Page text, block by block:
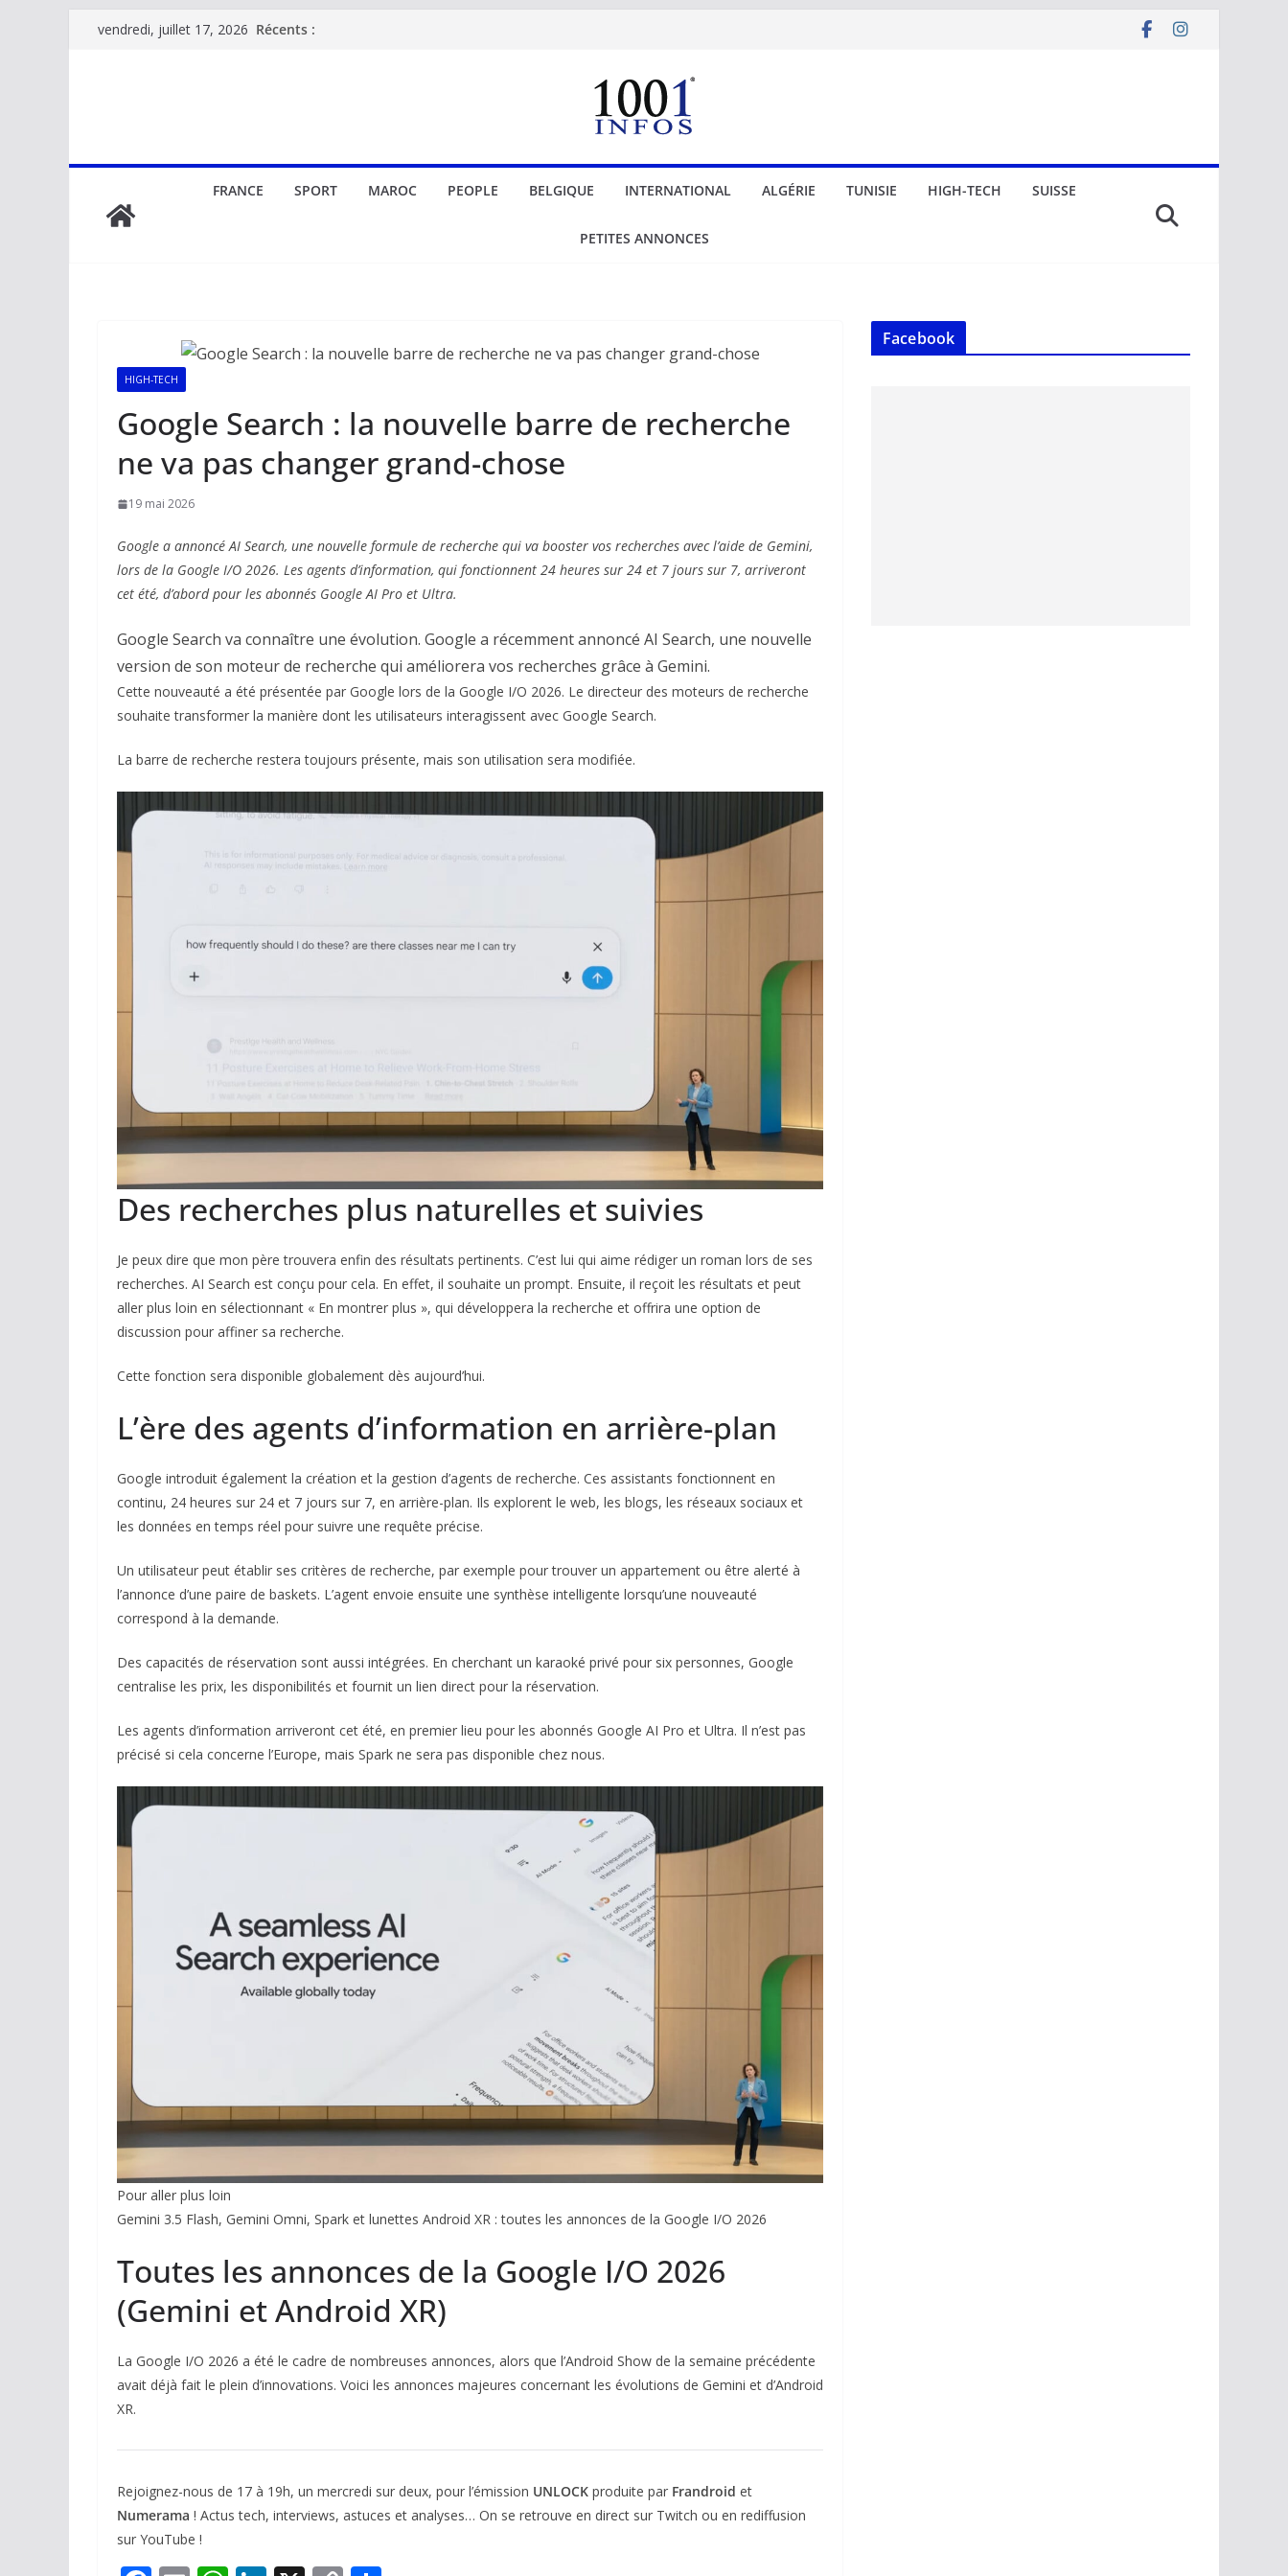
Passervendredi, juillet 17, 2026 Récents :
FRANCE SPORT MAROC PEOPLE BELGIQUE INTERNATIONAL ALGÉRIE TUNISIE HIGH-TECH SUISSE
PETITES ANNONCES
HIGH-TECH
Google Search : la nouvelle barre de recherche
ne va pas changer grand-chose
19 mai 2026
Google a annoncé AI Search, une nouvelle formule de recherche qui va booster vos recherches avec l’aide de Gemini,
lors de la Google I/O 2026. Les agents d’information, qui fonctionnent 24 heures sur 24 et 7 jours sur 7, arriveront
cet été, d’abord pour les abonnés Google AI Pro et Ultra.
Google Search va connaître une évolution. Google a récemment annoncé AI Search, une nouvelle
version de son moteur de recherche qui améliorera vos recherches grâce à Gemini.
Cette nouveauté a été présentée par Google lors de la Google I/O 2026. Le directeur des moteurs de recherche
souhaite transformer la manière dont les utilisateurs interagissent avec Google Search.
La barre de recherche restera toujours présente, mais son utilisation sera modifiée.
Des recherches plus naturelles et suivies
Je peux dire que mon père trouvera enfin des résultats pertinents. C’est lui qui aime rédiger un roman lors de ses
recherches. AI Search est conçu pour cela. En effet, il souhaite un prompt. Ensuite, il reçoit les résultats et peut
aller plus loin en sélectionnant « En montrer plus », qui développera la recherche et offrira une option de
discussion pour affiner sa recherche.
Cette fonction sera disponible globalement dès aujourd’hui.
L’ère des agents d’information en arrière-plan
Google introduit également la création et la gestion d’agents de recherche. Ces assistants fonctionnent en
continu, 24 heures sur 24 et 7 jours sur 7, en arrière-plan. Ils explorent le web, les blogs, les réseaux sociaux et
les données en temps réel pour suivre une requête précise.
Un utilisateur peut établir ses critères de recherche, par exemple pour trouver un appartement ou être alerté à
l’annonce d’une paire de baskets. L’agent envoie ensuite une synthèse intelligente lorsqu’une nouveauté
correspond à la demande.
Des capacités de réservation sont aussi intégrées. En cherchant un karaoké privé pour six personnes, Google
centralise les prix, les disponibilités et fournit un lien direct pour la réservation.
Les agents d’information arriveront cet été, en premier lieu pour les abonnés Google AI Pro et Ultra. Il n’est pas
précisé si cela concerne l’Europe, mais Spark ne sera pas disponible chez nous.
Pour aller plus loin
Gemini 3.5 Flash, Gemini Omni, Spark et lunettes Android XR : toutes les annonces de la Google I/O 2026
Toutes les annonces de la Google I/O 2026
(Gemini et Android XR)
La Google I/O 2026 a été le cadre de nombreuses annonces, alors que l’Android Show de la semaine précédente
avait déjà fait le plein d’innovations. Voici les annonces majeures concernant les évolutions de Gemini et d’Android
XR.
Rejoignez-nous de 17 à 19h, un mercredi sur deux, pour l’émission UNLOCK produite par Frandroid et
Numerama ! Actus tech, interviews, astuces et analyses… On se retrouve en direct sur Twitch ou en rediffusion
sur YouTube !
Facebook